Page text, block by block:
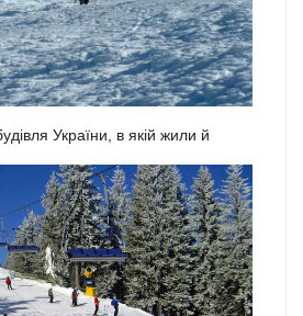
України, в якій жили й